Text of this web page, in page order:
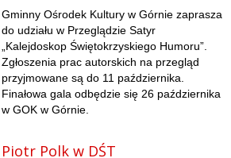
Gminny Ośrodek Kultury w Górnie zaprasza
do udziału w Przeglądzie Satyr
„Kalejdoskop Świętokrzyskiego Humoru”.
Zgłoszenia prac autorskich na przegląd
przyjmowane są do 11 października.
Finałowa gala odbędzie się 26 października
w GOK w Górnie.
Piotr Polk w DŚT